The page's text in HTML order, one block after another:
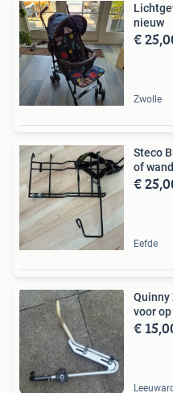
nieuw
€
Zwolle
Steco
of
€
Eefde
Quinny
voor
€